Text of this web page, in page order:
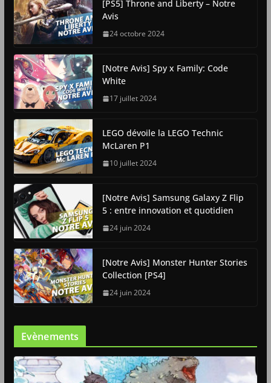
[PS5] Throne and Liberty – Notre
Avis
24 octobre 2024
[Notre Avis] Spy x Family: Code
White
17 juillet 2024
LEGO dévoile la LEGO Technic
McLaren P1
10 juillet 2024
[Notre Avis] Samsung Galaxy Z Flip
5 : entre innovation et quotidien
24 juin 2024
[Notre Avis] Monster Hunter Stories
Collection [PS4]
24 juin 2024
Evènements